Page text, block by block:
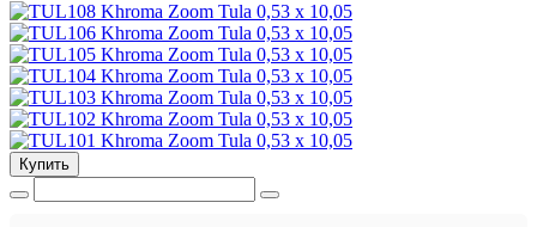
Купить